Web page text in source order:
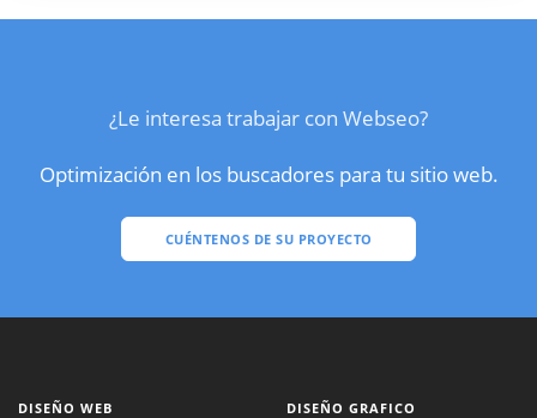
¿Le interesa trabajar con Webseo?
Optimización en los buscadores para tu sitio web.
CUÉNTENOS DE SU PROYECTO
DISEÑO WEB DISEÑO GRAFICO